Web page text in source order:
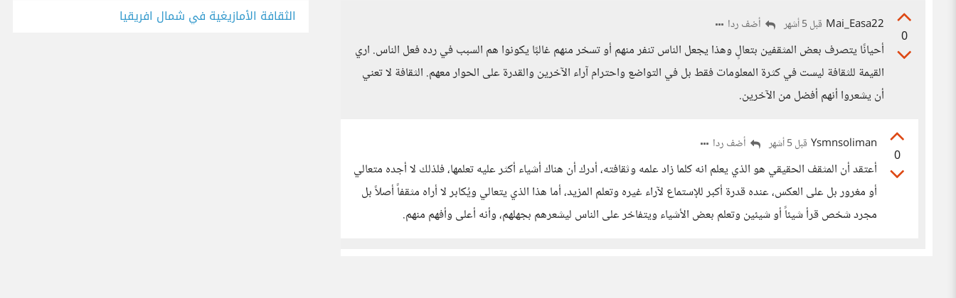
0
Mai_Easa22 قبل 5 أشهر أضف ردا
أحيانًا يتصرف بعض المثقفين بتعالٍ وهذا يجعل الناس تنفر منهم أو تسخر منهم غالبًا يكونوا هم السبب في رده فعل الناس. اري
القيمة للثقافة ليست في كثرة المعلومات فقط بل في التواضع واحترام آراء الآخرين والقدرة على الحوار معهم. الثقافة لا تعني
أن يشعروا أنهم أفضل من الآخرين.
0
Ysmnsoliman قبل 5 أشهر أضف ردا
أعتقد أن المثقف الحقيقي هو الذي يعلم انه كلما زاد علمه وثقافته، أدرك أن هناك أشياء أكثر عليه تعلمها، فلذلك لا أجده متعالي
أو مغرور بل على العكس، عنده قدرة أكبر للإستماع لآراء غيره وتعلم المزيد، أما هذا الذي يتعالي ويُكابر لا أراه مثقفاً أصلاً بل
مجرد شخص قرأ شيئاً أو شيئين وتعلم بعض الأشياء ويتفاخر على الناس ليشعرهم بجهلهم، وأنه أعلى وأفهم منهم.
الثقافة الأمازيغية في شمال افريقيا